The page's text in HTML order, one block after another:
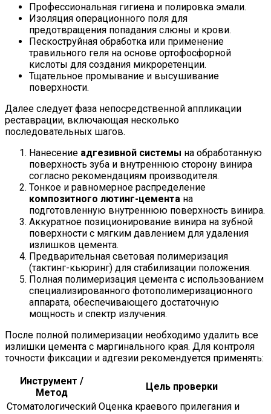
Профессиональная гигиена и полировка эмали.
Изоляция операционного поля для
предотвращения попадания слюны и крови.
Пескоструйная обработка или применение
травильного геля на основе ортофосфорной
кислоты для создания микроретенции.
Тщательное промывание и высушивание
поверхности.
Далее следует фаза непосредственной аппликации
реставрации, включающая несколько
последовательных шагов.
Нанесение адгезивной системы на обработанную
поверхность зуба и внутреннюю сторону винира
согласно рекомендациям производителя.
Тонкое и равномерное распределение
композитного лютинг-цемента на
подготовленную внутреннюю поверхность винира.
Аккуратное позиционирование винира на зубной
поверхности с мягким давлением для удаления
излишков цемента.
Предварительная световая полимеризация
(тактинг-кьюринг) для стабилизации положения.
Полная полимеризация цемента с использованием
специализированного фотополимеризационного
аппарата, обеспечивающего достаточную
мощность и спектр излучения.
После полной полимеризации необходимо удалить все
излишки цемента с маргинального края. Для контроля
точности фиксации и адгезии рекомендуется применять:
Инструмент /
Метод
Цель проверки
Стоматологический Оценка краевого прилегания и